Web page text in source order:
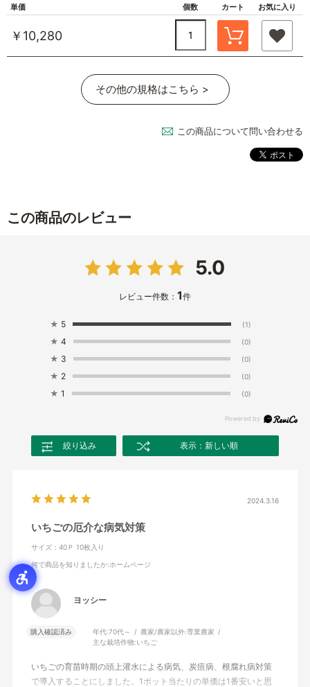
単価 個数 カート お気に入り
￥10,280
その他の規格はこちら >
この商品について問い合わせる
この商品のレビュー
5.0
レビュー件数： 1件
★ 5 (1)
★ 4 (0)
★ 3 (0)
★ 2 (0)
★ 1 (0)
絞り込み 表示：新しい順
2024.3.16
いちごの厄介な病気対策
サイズ：40Ｐ 10枚入り
何で商品を知りましたか:ホームページ
ヨッシー
購入確認済み 年代:70代～ 農家/農家以外:専業農家
主な栽培作物:いちご
いちごの育苗時期の頭上灌水による病気、炭疽病、根腐れ病対策
で導入することにしました。1ポット当たりの単価は1番安いと思